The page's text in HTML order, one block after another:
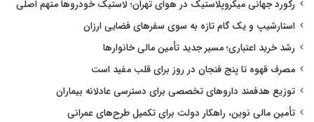
رکورد جهانی میکروپلاستیک در هوای تهران؛ لاستیک خودروها متهم اصلی
استارشیپ و یک گام تازه به سوی سفرهای فضایی ارزان
رشد خرید اعتباری؛ مسیر جدید تأمین مالی خانوارها
مصرف قهوه تا پنج فنجان در روز برای قلب مفید است
توزیع هدفمند داروهای تخصصی برای دسترسی عادلانه بیماران
تأمین مالی نوین، راهکار دولت برای تکمیل طرح‌های عمرانی